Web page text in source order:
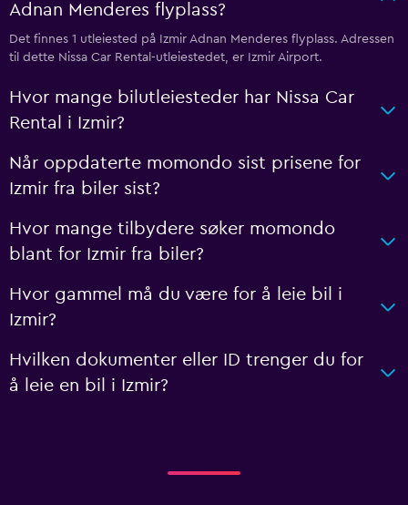
Adnan Menderes flyplass?
Det finnes 1 utleiested på Izmir Adnan Menderes flyplass. Adressen
til dette Nissa Car Rental-utleiestedet, er Izmir Airport.
Hvor mange bilutleiesteder har Nissa Car
Rental i Izmir?
Når oppdaterte momondo sist prisene for
Izmir fra biler sist?
Hvor mange tilbydere søker momondo
blant for Izmir fra biler?
Hvor gammel må du være for å leie bil i
Izmir?
Hvilken dokumenter eller ID trenger du for
å leie en bil i Izmir?